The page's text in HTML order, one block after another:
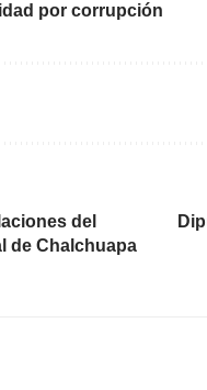
por corrupción
del
de Chalchuapa